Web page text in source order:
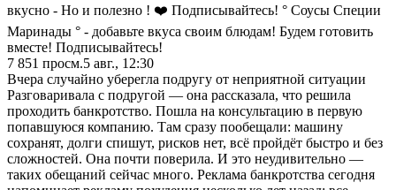
вкусно - Но и полезно ! ❤️ Подписывайтесь! ° Соусы Специи
Маринады ° - добавьте вкуса своим блюдам! Будем готовить
вместе! Подписывайтесь!
7 851 просм.5 авг., 12:30
Вчера случайно уберегла подругу от неприятной ситуации
Разговаривала с подругой — она рассказала, что решила
проходить банкротство. Пошла на консультацию в первую
попавшуюся компанию. Там сразу пообещали: машину
сохранят, долги спишут, рисков нет, всё пройдёт быстро и без
сложностей. Она почти поверила. И это неудивительно —
таких обещаний сейчас много. Реклама банкротства сегодня